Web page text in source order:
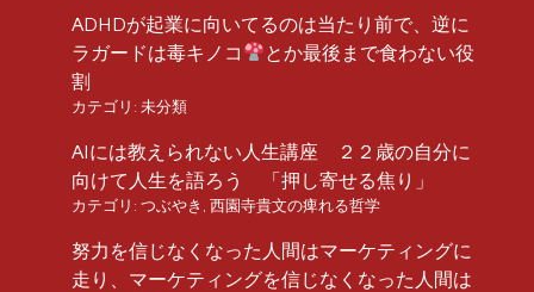
ADHDが起業に向いてるのは当たり前で、逆に
ラガードは毒キノコ
とか最後まで食わない役
割
カテゴリ: 未分類
AIには教えられない人生講座 ２２歳の自分に
向けて人生を語ろう 「押し寄せる焦り」
カテゴリ: つぶやき 西園寺貴文の痺れる哲学
努力を信じなくなった人間はマーケティングに
走り、マーケティングを信じなくなった人間は